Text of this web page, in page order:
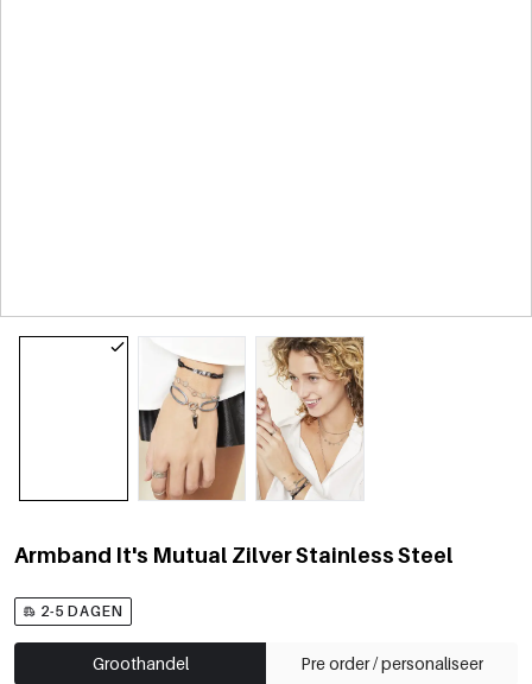
Armband It's Mutual Zilver Stainless Steel
2-5 DAGEN
Groothandel Pre order / personaliseer